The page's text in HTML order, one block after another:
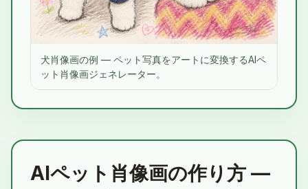
犬肖像画の例 — ペット写真をアートに変換するAIペ
ット肖像画ジェネレーター。
AIペット肖像画の作り方 —